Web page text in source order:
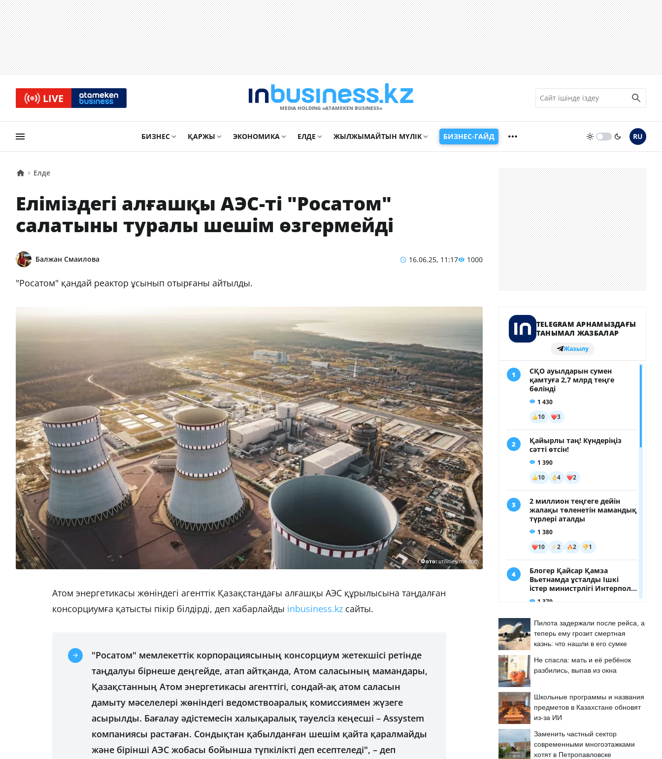
LIVE
MEDIA HOLDING «ATAMEKЕN BUSINESS»
БИЗНЕС ҚАРЖЫ ЭКОНОМИКА ЕЛДЕ ЖЫЛЖЫМАЙТЫН МҮЛІК БИЗНЕС-ГАЙД RU
Елде
Еліміздегі алғашқы АЭС-ті "Росатом"
салатыны туралы шешім өзгермейді
Балжан Смаилова 16.06.25, 11:17 1000
"Росатом" қандай реактор ұсынып отырғаны айтылды.
Фото:utilities-me.com
Атом энергетикасы жөніндегі агенттік Қазақстандағы алғашқы АЭС құрылысына таңдалған
консорциумға қатысты пікір білдірді, деп хабарлайды inbusiness.kz сайты.
"Росатом" мемлекеттік корпорациясының консорциум жетекшісі ретінде
таңдалуы бірнеше деңгейде, атап айтқанда, Атом саласының мамандары,
Қазақстанның Атом энергетикасы агенттігі, сондай-ақ атом саласын
дамыту мәселелері жөніндегі ведомствоаралық комиссиямен жүзеге
асырылды. Бағалау әдістемесін халықаралық тәуелсіз кеңесші – Assystem
компаниясы растаған. Сондықтан қабылданған шешім қайта қаралмайды
және бірінші АЭС жобасы бойынша түпкілікті деп есептеледі", – деп
Пилота задержали после рейса, а
теперь ему грозит смертная
казнь: что нашли в его сумке
Не спасла: мать и её ребёнок
разбились, выпав из окна
Школьные программы и названия
предметов в Казахстане обновят
из-за ИИ
Заменить частный сектор
современными многоэтажками
хотят в Петропавловске